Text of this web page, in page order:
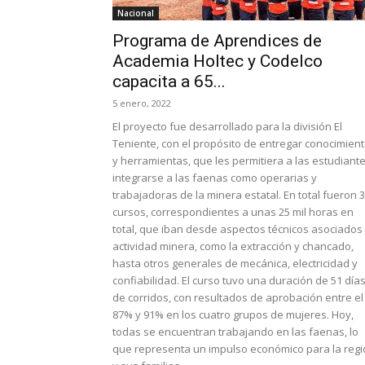
Nacional
Programa de Aprendices de
Academia Holtec y Codelco
capacita a 65...
5 enero, 2022
El proyecto fue desarrollado para la división El
Teniente, con el propósito de entregar
y herramientas, que les permitiera a las
integrarse a las faenas como operarias y
trabajadoras de la minera estatal. En total fueron
cursos, correspondientes a unas 25 mil horas en
total, que iban desde aspectos técnicos asociados
actividad minera, como la extracción y chancado,
hasta otros generales de mecánica, electricidad y
confiabilidad. El curso tuvo una duración de 51 días
de corridos, con resultados de aprobación entre el
87% y 91% en los cuatro grupos de mujeres. Hoy,
todas se encuentran trabajando en las faenas, lo
que representa un impulso económico para la